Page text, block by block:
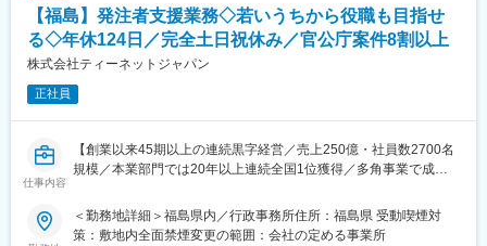
当社では、安定した経営を行うには社員の幸せが重要と考えてい
ます。そのため、社員が健康的に、そして長期的に勤務するため
の制度を整えています。
また、社員自らがキャリアプランを考え、ステップアップを図れ
るように全力でサポートしています。将来的に独立したいという
変更の範囲：会社の定める業務全般
・工事を実行するために必要な資料作成
・工事の施工状況チェック
・工事検査などへの参加・立ち合い
【ポジションの詳細】
・想定勤務地：宮城・福島・山形
※なるべくご自宅近くの案件先をご紹介できるよう努めております
・主な取引先：国土交通省、農林水産省、地方自治体、鉄道運輸
機構、各種団体、大手ゼネコン
・在籍人数：全国9支社にて約1,000名以上の技術が活躍しており
【福島】発注者支援業務◇若いうちから役職も目指せ
る◇年休124日／完全土日祝休み／官公庁案件8割以上
株式会社ティーネットジャパン
正社員
仕事内容
【創業以来45期以上の連続黒字経営／売上250億・社員数2700名
規模／本業部門では20年以上連続全国1位獲得／多角事業で成長
【職務概要】
＜勤務地詳細＞福島県内／行政事務所住所：福島県 受動喫煙対
策：敷地内全面禁煙変更の範囲：会社の定める事業所